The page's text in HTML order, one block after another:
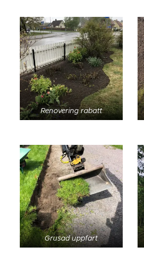
Renovering rabatt
Grusad uppfart